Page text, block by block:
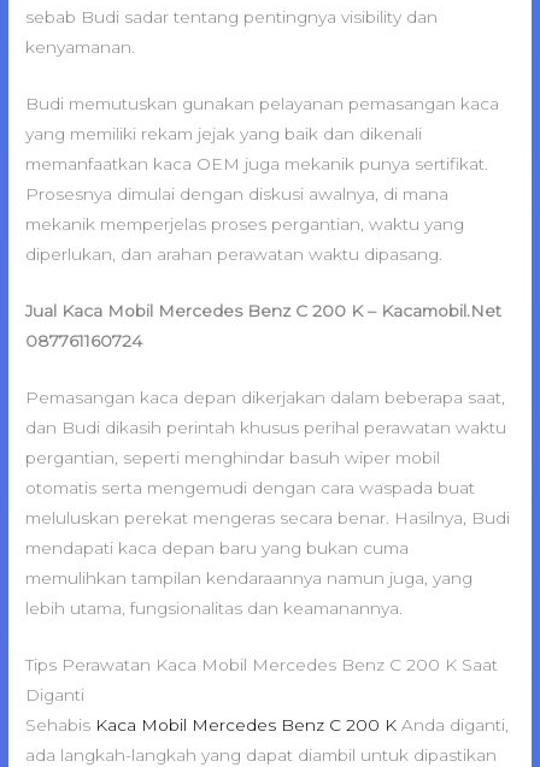
sebab Budi sadar tentang pentingnya visibility dan
kenyamanan.
Budi memutuskan gunakan pelayanan pemasangan kaca
yang memiliki rekam jejak yang baik dan dikenali
memanfaatkan kaca OEM juga mekanik punya sertifikat.
Prosesnya dimulai dengan diskusi awalnya, di mana
mekanik memperjelas proses pergantian, waktu yang
diperlukan, dan arahan perawatan waktu dipasang.
Jual Kaca Mobil Mercedes Benz C 200 K – Kacamobil.Net
087761160724
Pemasangan kaca depan dikerjakan dalam beberapa saat,
dan Budi dikasih perintah khusus perihal perawatan waktu
pergantian, seperti menghindar basuh wiper mobil
otomatis serta mengemudi dengan cara waspada buat
meluluskan perekat mengeras secara benar. Hasilnya, Budi
mendapati kaca depan baru yang bukan cuma
memulihkan tampilan kendaraannya namun juga, yang
lebih utama, fungsionalitas dan keamanannya.
Tips Perawatan Kaca Mobil Mercedes Benz C 200 K Saat
Diganti
Sehabis Kaca Mobil Mercedes Benz C 200 K Anda diganti,
ada langkah-langkah yang dapat diambil untuk dipastikan